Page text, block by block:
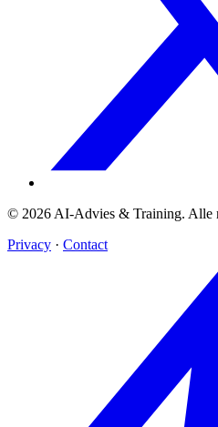
© 2026 AI-Advies & Training. Alle
Privacy · Contact